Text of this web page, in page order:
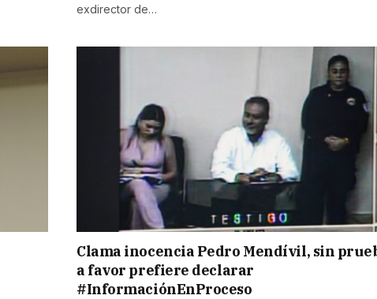
exdirector de…
Clama inocencia Pedro Mendívil, sin
a favor prefiere declarar
#InformaciónEnProceso